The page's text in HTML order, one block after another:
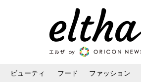
ビューティ フード ファッション